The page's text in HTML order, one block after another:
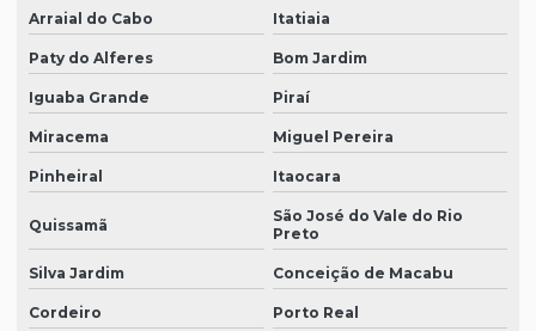
Arraial do Cabo Itatiaia
Paty do Alferes Bom Jardim
Iguaba Grande Piraí
Miracema Miguel Pereira
Pinheiral Itaocara
Quissamã
São José do Vale do Rio
Preto
Silva Jardim Conceição de Macabu
Cordeiro Porto Real